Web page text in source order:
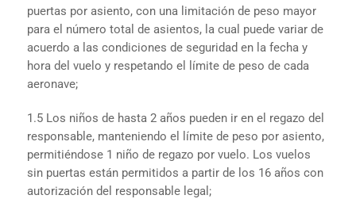
puertas por asiento, con una limitación de peso mayor
para el número total de asientos, la cual puede variar de
acuerdo a las condiciones de seguridad en la fecha y
hora del vuelo y respetando el límite de peso de cada
aeronave;
1.5 Los niños de hasta 2 años pueden ir en el regazo del
responsable, manteniendo el límite de peso por asiento,
permitiéndose 1 niño de regazo por vuelo. Los vuelos
sin puertas están permitidos a partir de los 16 años con
autorización del responsable legal;